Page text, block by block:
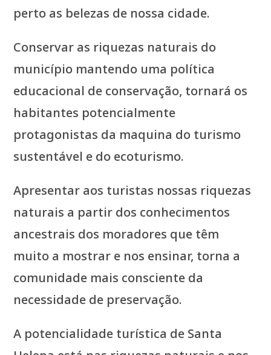
perto as belezas de nossa cidade.
Conservar as riquezas naturais do
município mantendo uma política
educacional de conservação, tornará os
habitantes potencialmente
protagonistas da maquina do turismo
sustentável e do ecoturismo.
Apresentar aos turistas nossas riquezas
naturais a partir dos conhecimentos
ancestrais dos moradores que têm
muito a mostrar e nos ensinar, torna a
comunidade mais consciente da
necessidade de preservação.
A potencialidade turística de Santa